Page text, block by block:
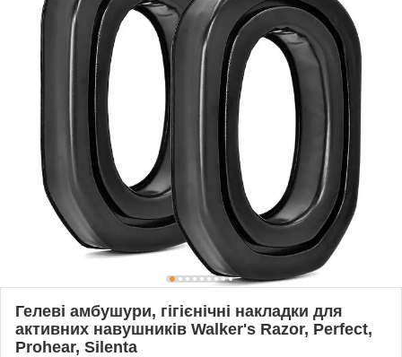
Гелеві амбушури, гігієнічні накладки для
активних навушників Walker's Razor, Perfect,
Prohear, Silenta